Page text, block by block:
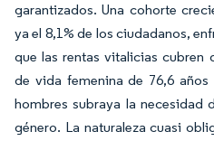
garantizados. Una cohorte
ya el 8,1% de los ciudadanos,
que las rentas vitalicias cubren
de vida femenina de 76,6
hombres subraya la necesidad
género. La naturaleza cuasi